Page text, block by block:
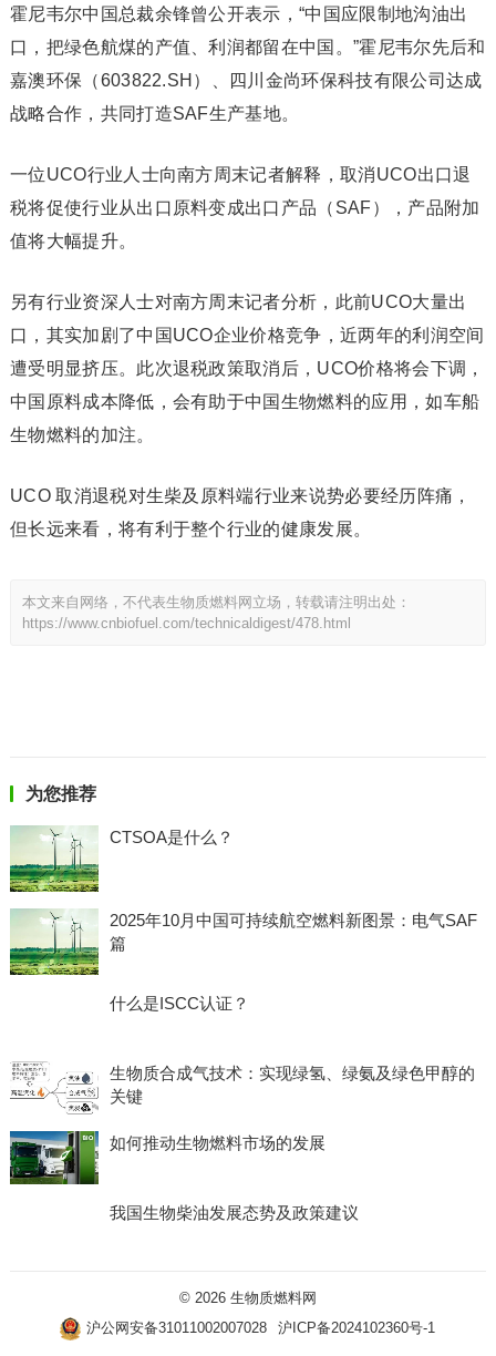
霍尼韦尔中国总裁余锋曾公开表示，“中国应限制地沟油出
口，把绿色航煤的产值、利润都留在中国。”霍尼韦尔先后和
嘉澳环保（603822.SH）、四川金尚环保科技有限公司达成
战略合作，共同打造SAF生产基地。
一位UCO行业人士向南方周末记者解释，取消UCO出口退
税将促使行业从出口原料变成出口产品（SAF），产品附加
值将大幅提升。
另有行业资深人士对南方周末记者分析，此前UCO大量出
口，其实加剧了中国UCO企业价格竞争，近两年的利润空间
遭受明显挤压。此次退税政策取消后，UCO价格将会下调，
中国原料成本降低，会有助于中国生物燃料的应用，如车船
生物燃料的加注。
UCO 取消退税对生柴及原料端行业来说势必要经历阵痛，
但长远来看，将有利于整个行业的健康发展。
本文来自网络，不代表生物质燃料网立场，转载请注明出处：
https://www.cnbiofuel.com/technicaldigest/478.html
为您推荐
CTSOA是什么？
2025年10月中国可持续航空燃料新图景：电气SAF
篇
什么是ISCC认证？
生物质合成气技术：实现绿氢、绿氨及绿色甲醇的
关键
如何推动生物燃料市场的发展
我国生物柴油发展态势及政策建议
© 2026 生物质燃料网
沪公网安备31011002007028
沪ICP备2024102360号-1